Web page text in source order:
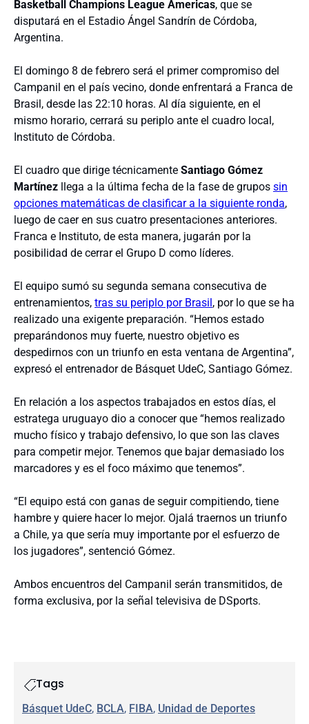
Basketball Champions League Americas, que se
disputará en el Estadio Ángel Sandrín de Córdoba,
Argentina.
El domingo 8 de febrero será el primer compromiso del
Campanil en el país vecino, donde enfrentará a Franca de
Brasil, desde las 22:10 horas. Al día siguiente, en el
mismo horario, cerrará su periplo ante el cuadro local,
Instituto de Córdoba.
El cuadro que dirige técnicamente Santiago Gómez
Martínez llega a la última fecha de la fase de grupos sin
opciones matemáticas de clasificar a la siguiente ronda,
luego de caer en sus cuatro presentaciones anteriores.
Franca e Instituto, de esta manera, jugarán por la
posibilidad de cerrar el Grupo D como líderes.
El equipo sumó su segunda semana consecutiva de
entrenamientos, tras su periplo por Brasil, por lo que se ha
realizado una exigente preparación. “Hemos estado
preparándonos muy fuerte, nuestro objetivo es
despedirnos con un triunfo en esta ventana de Argentina”,
expresó el entrenador de Básquet UdeC, Santiago Gómez.
En relación a los aspectos trabajados en estos días, el
estratega uruguayo dio a conocer que “hemos realizado
mucho físico y trabajo defensivo, lo que son las claves
para competir mejor. Tenemos que bajar demasiado los
marcadores y es el foco máximo que tenemos”.
“El equipo está con ganas de seguir compitiendo, tiene
hambre y quiere hacer lo mejor. Ojalá traernos un triunfo
a Chile, ya que sería muy importante por el esfuerzo de
los jugadores”, sentenció Gómez.
Ambos encuentros del Campanil serán transmitidos, de
forma exclusiva, por la señal televisiva de DSports.
Tags
Básquet UdeC, BCLA, FIBA, Unidad de Deportes